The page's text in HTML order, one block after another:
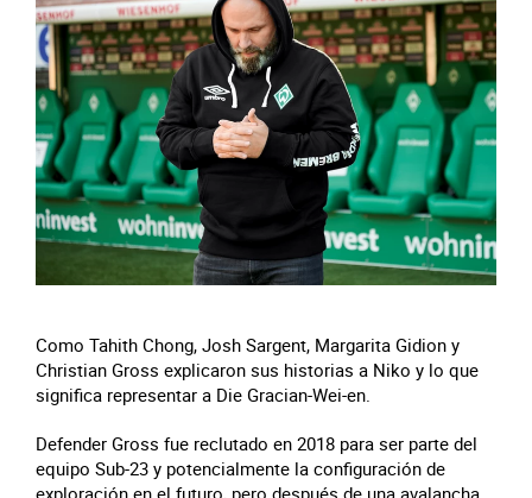
Como Tahith Chong, Josh Sargent, Margarita Gidion y
Christian Gross explicaron sus historias a Niko y lo que
significa representar a Die Gracian-Wei-en.
Defender Gross fue reclutado en 2018 para ser parte del
equipo Sub-23 y potencialmente la configuración de
exploración en el futuro, pero después de una avalancha